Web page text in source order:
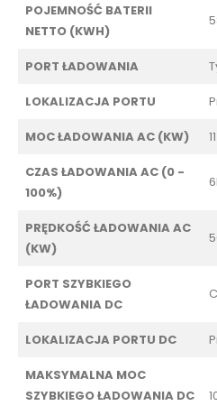
POJEMNOŚĆ BATERII
NETTO (KWH)
PORT ŁADOWANIA
LOKALIZACJA PORTU
MOC ŁADOWANIA AC (KW) 11
CZAS ŁADOWANIA AC (0 -
100%)
PRĘDKOŚĆ ŁADOWANIA AC
(KW)
PORT SZYBKIEGO
ŁADOWANIA DC
LOKALIZACJA PORTU DC
MAKSYMALNA MOC
SZYBKIEGO ŁADOWANIA DC